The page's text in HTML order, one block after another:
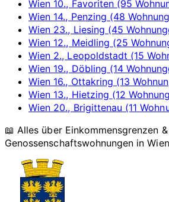
Wien 10., Favoriten (95
Wien 14., Penzing (48
Wien 23., Liesing (45
Wien 12., Meidling (25
Wien 2., Leopoldstadt (15
Wien 19., Döbling (14
Wien 16., Ottakring (13
Wien 13., Hietzing (12
Wien 20., Brigittenau (11
📖 Alles über Einkommensgrenzen &
Genossenschaftswohnungen inWien